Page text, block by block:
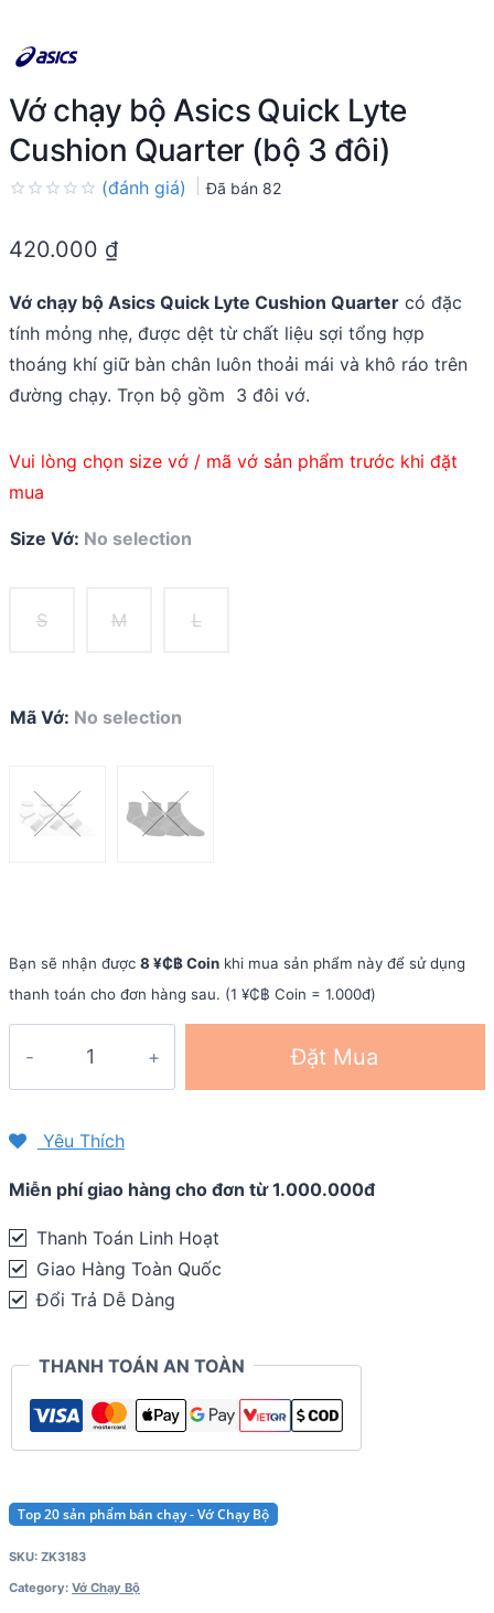
Vớ chạy bộ Asics Quick Lyte
Cushion Quarter (bộ 3 đôi)
out
(đánh giá) Đã bán 82
420.000 ₫
Vớ chạy bộ Asics Quick Lyte Cushion Quarter có đặc
tính mỏng nhẹ, được dệt từ chất liệu sợi tổng hợp
thoáng khí giữ bàn chân luôn thoải mái và khô ráo trên
đường chạy. Trọn bộ gồm 3 đôi vớ.
Vui lòng chọn size vớ / mã vớ sản phẩm trước khi đặt
mua
Size Vớ: No selection
S M L
Mã Vớ: No selection
Bạn sẽ nhận được 8 ¥₵฿ Coin khi mua sản phẩm này để sử dụng
thanh toán cho đơn hàng sau. (1 ¥₵฿ Coin = 1.000đ)
Asics
Lyte
Cushion
Quarter
(bộ
quantity
Đặt Mua
Yêu Thích
Miễn phí giao hàng cho đơn từ 1.000.000đ
Thanh Toán Linh Hoạt
Giao Hàng Toàn Quốc
Đổi Trả Dễ Dàng
THANH TOÁN AN TOÀN
Top 20 sản phẩm bán chạy - Vớ Chạy Bộ
SKU: ZK3183
Category: Vớ Chạy Bộ